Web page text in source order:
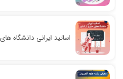
اساتید ایرانی دانشگاه